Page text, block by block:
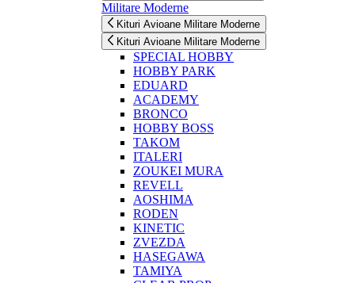
Militare Moderne
Kituri Avioane Militare Moderne
Kituri Avioane Militare Moderne
SPECIAL HOBBY
HOBBY PARK
EDUARD
ACADEMY
BRONCO
HOBBY BOSS
TAKOM
ITALERI
ZOUKEI MURA
REVELL
AOSHIMA
RODEN
KINETIC
ZVEZDA
HASEGAWA
TAMIYA